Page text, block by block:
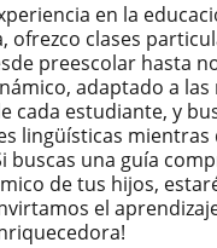
en la
ofrezco clases
preescolar hasta
adaptado a las
cada estudiante, y
lingüísticas
buscas una guía
de tus hijos,
el